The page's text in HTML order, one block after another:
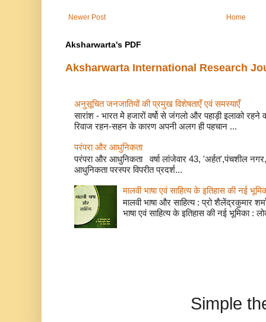
Newer Post Home
Aksharwarta's PDF
Aksharwarta International Research
अनुसूचित जनजातियों की प्रमुख विशेषताएँ एवं
सारांश - भारत मेे हजारों वर्षो से जंगलो और पहाड़ी इलाको रहने
रिवाज रहन-सहन के कारण अपनी अलग ही पहचान ...
परंपरा और आधुनिकता
परंपरा और आधुनिकता वर्षा लांजेवार 43, 'अर्हत',पंचशील नगर,
आधुनिकता परस्पर विपरीत प्रदर्श...
मालवी भाषा एवं साहित्य के इतिहास की नई
मालवी भाषा और साहित्य : प्रो शैलेंद्रकुमार
भाषा एवं साहित्य के इतिहास की नई भूमिका :
Simple